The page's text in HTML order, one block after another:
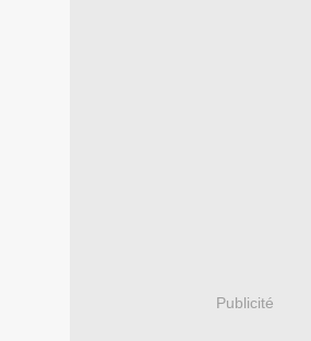
Publicité